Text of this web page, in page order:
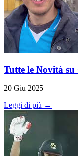
Tutte le Novità
20 Giu 2025
Leggi di più →